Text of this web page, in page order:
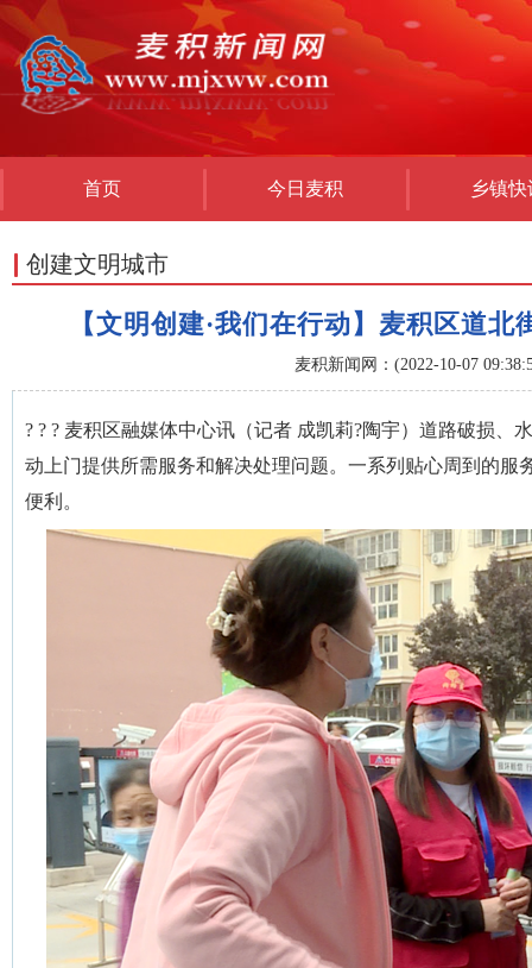
首页 今日麦积 乡镇快
创建文明城市
【文明创建·我们在行动】麦积区道
麦积新闻网：(2022-10-07
? ? ? 麦积区融媒体中心讯（记者 成凯莉?陶宇）道路破损
动上门提供所需服务和解决处理问题。一系列贴心周到的
便利。